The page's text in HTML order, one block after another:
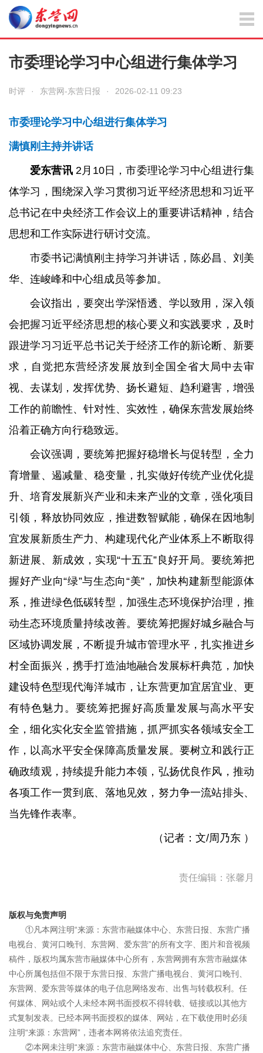
市委理论学习中心组进行集体学习
时评 · 东营网-东营日报 · 2026-02-11 09:23
市委理论学习中心组进行集体学习
满慎刚主持并讲话
爱东营讯2月10日，市委理论学习中心组进行集
体学习，围绕深入学习贯彻习近平经济思想和习近平
总书记在中央经济工作会议上的重要讲话精神，结合
思想和工作实际进行研讨交流。
市委书记满慎刚主持学习并讲话，陈必昌、刘美
华、连峻峰和中心组成员等参加。
会议指出，要突出学深悟透、学以致用，深入领
会把握习近平经济思想的核心要义和实践要求，及时
跟进学习习近平总书记关于经济工作的新论断、新要
求，自觉把东营经济发展放到全国全省大局中去审
视、去谋划，发挥优势、扬长避短、趋利避害，增强
工作的前瞻性、针对性、实效性，确保东营发展始终
沿着正确方向行稳致远。
会议强调，要统筹把握好稳增长与促转型，全力
育增量、遏减量、稳变量，扎实做好传统产业优化提
升、培育发展新兴产业和未来产业的文章，强化项目
引领，释放协同效应，推进数智赋能，确保在因地制
宜发展新质生产力、构建现代化产业体系上不断取得
新进展、新成效，实现“十五五”良好开局。要统筹把
握好产业向“绿”与生态向“美”，加快构建新型能源体
系，推进绿色低碳转型，加强生态环境保护治理，推
动生态环境质量持续改善。要统筹把握好城乡融合与
区域协调发展，不断提升城市管理水平，扎实推进乡
村全面振兴，携手打造油地融合发展标杆典范，加快
建设特色型现代海洋城市，让东营更加宜居宜业、更
有特色魅力。要统筹把握好高质量发展与高水平安
全，细化实化安全监管措施，抓严抓实各领域安全工
作，以高水平安全保障高质量发展。要树立和践行正
确政绩观，持续提升能力本领，弘扬优良作风，推动
各项工作一贯到底、落地见效，努力争一流站排头、
当先锋作表率。
（记者：文/周乃东 ）
责任编辑：张馨月
版权与免责声明
①凡本网注明“来源：东营市融媒体中心、东营日报、东营广播
电视台、黄河口晚刊、东营网、爱东营”的所有文字、图片和音视频
稿件，版权均属东营市融媒体中心所有，东营网拥有东营市融媒体
中心所属包括但不限于东营日报、东营广播电视台、黄河口晚刊、
东营网、爱东营等媒体的电子信息网络发布、出售与转载权利。任
何媒体、网站或个人未经本网书面授权不得转载、链接或以其他方
式复制发表。已经本网书面授权的媒体、网站，在下载使用时必须
注明“来源：东营网”，违者本网将依法追究责任。
②本网未注明“来源：东营市融媒体中心、东营日报、东营广播